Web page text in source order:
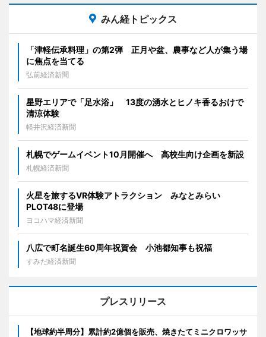
みん経トピックス
「津軽伝承料理」の第2弾 正月や盆、農事など人が集う場
に焦点を当てる
弘前経済新聞
星野エリアで「足水浴」 13度の湧水とヒノキ香るおけで
清涼体験
軽井沢経済新聞
札幌でゲームイベント10月開催へ 高校生向け企画を新設
札幌経済新聞
火星を旅するVR体験アトラクション みなとみらい
PLOT48に登場
ヨコハマ経済新聞
八広で町名誕生60周年祝賀会 小池都知事も祝福
すみだ経済新聞
プレスリリース
【地球約半周分】累計約2億個を販売、焼きたてミニクロワッサ